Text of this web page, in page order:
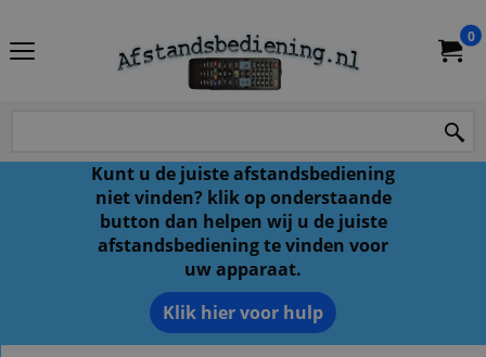
0
Kunt u de juiste afstandsbediening
niet vinden? klik op onderstaande
button dan helpen wij u de juiste
afstandsbediening te vinden voor
uw apparaat.
Klik hier voor hulp